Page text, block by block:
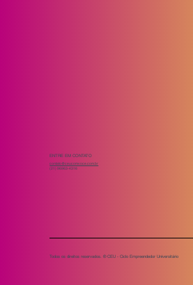
ENTRE EM CONTATO
contato@ceucomvoce.com.br
(21) 96963-4316
Todos os direitos reservados. ® CEU - Ciclo Empreendedor Universitário